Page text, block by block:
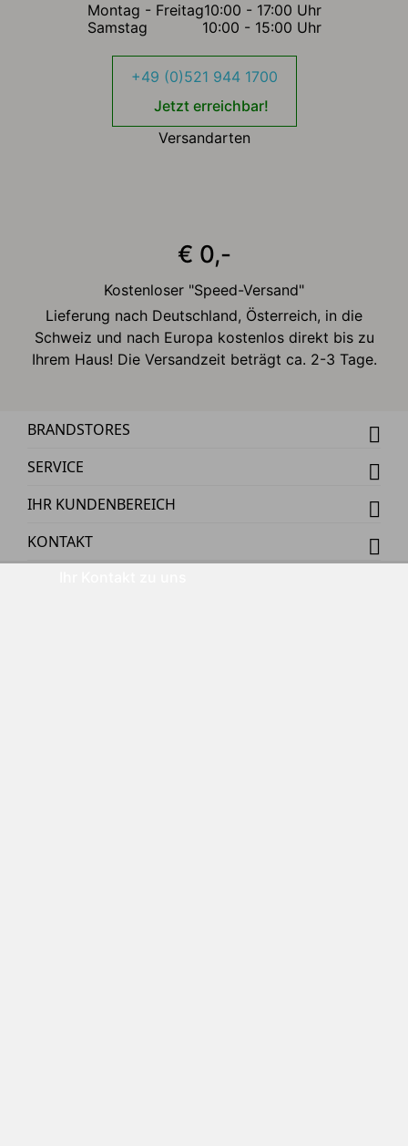
Montag - Freitag10:00 - 17:00 Uhr
Samstag
10:00 - 15:00 Uhr
+49 (0)521 944 1700
Jetzt erreichbar!
Versandarten
€ 0,-
Kostenloser "Speed-Versand"
Lieferung nach Deutschland, Österreich, in die
Schweiz und nach Europa kostenlos direkt bis zu
Ihrem Haus! Die Versandzeit beträgt ca. 2-3 Tage.
BRANDSTORES
SERVICE
IHR KUNDENBEREICH
KONTAKT